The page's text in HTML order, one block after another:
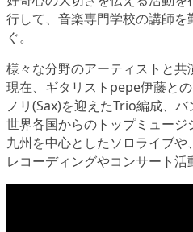
行して、音楽専門学校の講師
ぐ。
様々な分野のアーティストと共
現在、ギタリストpepe伊藤と
ノリ(Sax)を迎えたTrio編成、バ
世界各国からのトップミュージ
九州を中心としたソロライブや
レコーディングやコンサート活